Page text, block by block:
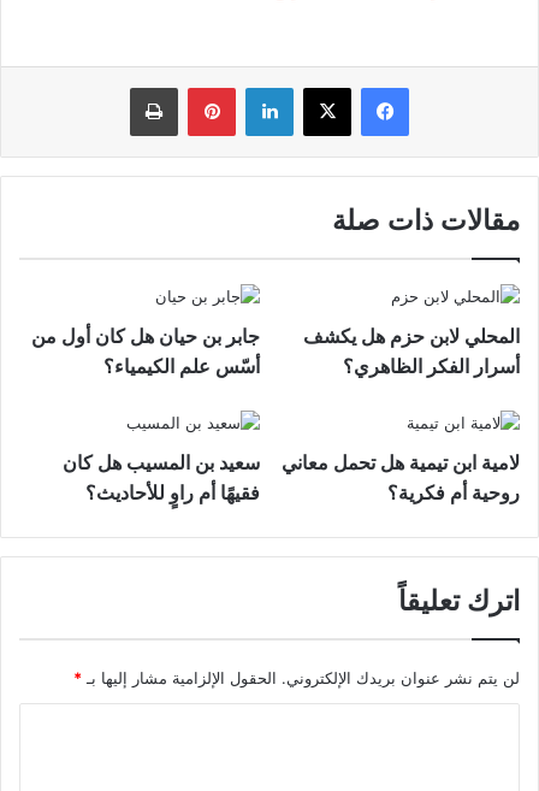
فيسبوك لينكدإن بينتيريست
مقالات ذات صلة
المحلي لابن حزم هل يكشف
أسرار الفكر الظاهري؟
جابر بن حيان هل كان أول من
أسّس علم الكيمياء؟
لامية ابن تيمية هل تحمل معاني
روحية أم فكرية؟
سعيد بن المسيب هل كان
فقيهًا أم راوٍ للأحاديث؟
اترك تعليقاً
لن يتم نشر عنوان بريدك الإلكتروني. الحقول الإلزامية مشار إليها بـ *